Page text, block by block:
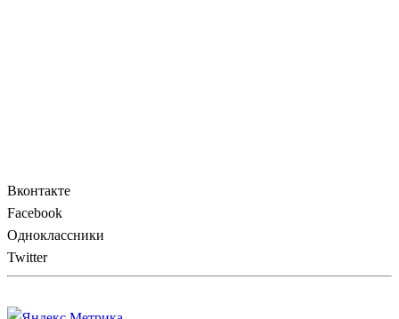
Вконтакте
Facebook
Одноклассники
Twitter